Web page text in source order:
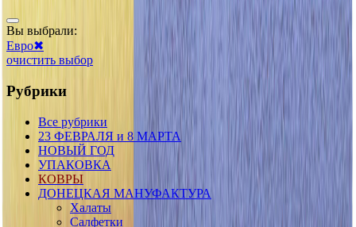
Вы выбрали:
Евро✖
очистить выбор
Рубрики
Все рубрики
23 ФЕВРАЛЯ и 8 МАРТА
НОВЫЙ ГОД
УПАКОВКА
КОВРЫ
ДОНЕЦКАЯ МАНУФАКТУРА
Халаты
Салфетки